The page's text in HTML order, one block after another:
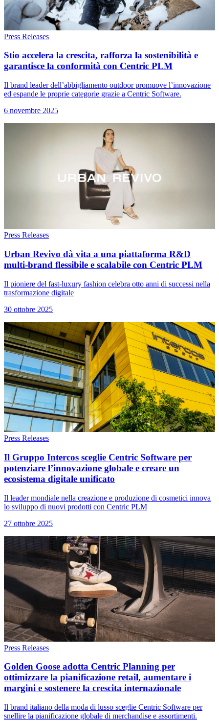
Press Releases
Stio accelera la crescita, rafforza la sostenibilità e
garantisce la conformità con Centric PLM
Il brand leader dell’abbigliamento outdoor promuove l’innovazione
ed espande le proprie categorie grazie a Centric Software.
6 novembre 2025
Press Releases
Urban Revivo dà vita a una piattaforma R&D
multi-brand flessibile e scalabile con Centric PLM
Il pioniere del fast-luxury fashion celebra otto anni di successi nella
trasformazione digitale
30 ottobre 2025
Press Releases
Il Gruppo Intercos sceglie Centric Software per
potenziare l’innovazione globale e creare un
ecosistema digitale unificato
Il leader mondiale nella creazione e produzione di cosmetici innova
lo sviluppo di nuovi prodotti con Centric PLM
27 ottobre 2025
Press Releases
Golden Goose adotta Centric Planning per
ottimizzare la pianificazione retail, aumentare i
margini e sostenere la crescita internazionale
Il brand italiano della moda di lusso sceglie Centric Software per
snellire la pianificazione globale di merchandise e assortimenti.